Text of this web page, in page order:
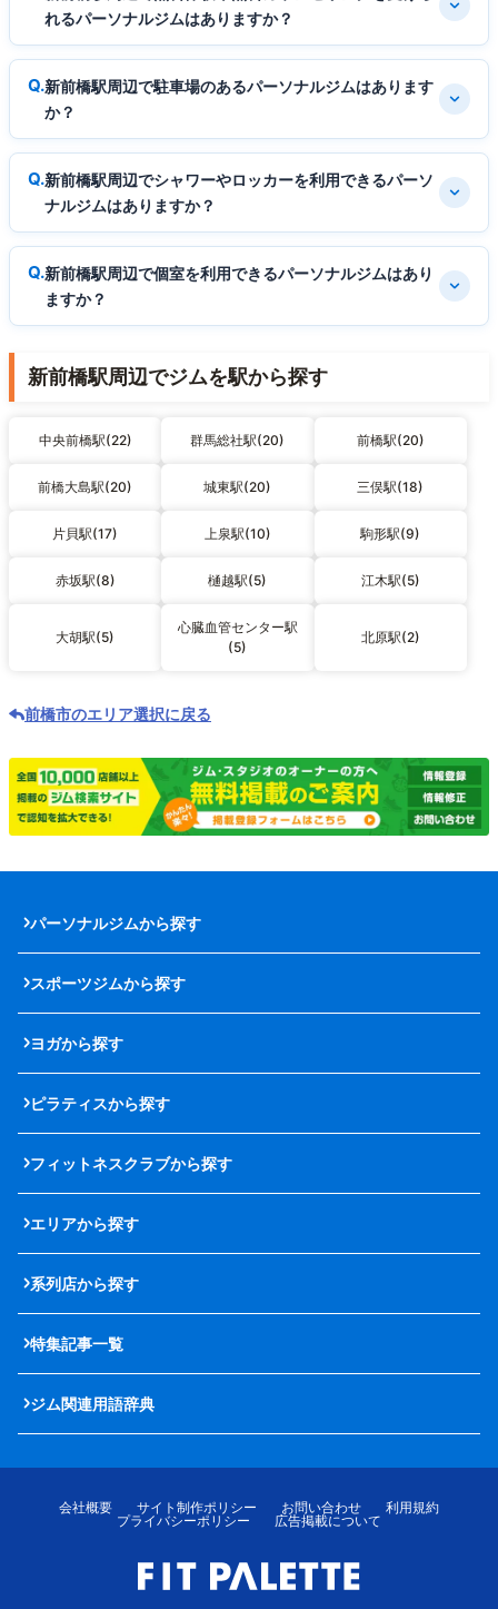
れるパーソナルジムはありますか？
新前橋駅周辺で駐車場のあるパーソナルジムはあります
か？
新前橋駅周辺でシャワーやロッカーを利用できるパーソ
ナルジムはありますか？
新前橋駅周辺で個室を利用できるパーソナルジムはあり
ますか？
新前橋駅周辺でジムを駅から探す
中央前橋駅(22) 群馬総社駅(20) 前橋駅(20)
前橋大島駅(20) 城東駅(20) 三俣駅(18)
片貝駅(17) 上泉駅(10) 駒形駅(9)
赤坂駅(8) 樋越駅(5) 江木駅(5)
大胡駅(5)
心臓血管センター駅
(5)
北原駅(2)
前橋市のエリア選択に戻る
パーソナルジムから探す
スポーツジムから探す
ヨガから探す
ピラティスから探す
フィットネスクラブから探す
エリアから探す
系列店から探す
特集記事一覧
ジム関連用語辞典
会社概要 サイト制作ポリシー お問い合わせ
利用規約
プライバシーポリシー
広告掲載について